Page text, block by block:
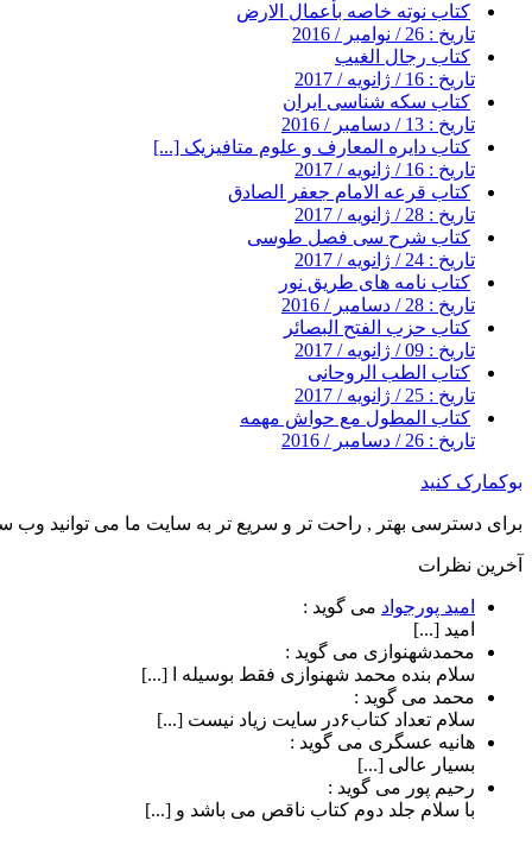
کتاب نوته خاصه بأعمال الارض
تاریخ : 26 / نوامبر / 2016
کتاب رجال الغیب
تاریخ : 16 / ژانویه / 2017
کتاب سکه شناسی ایران
تاریخ : 13 / دسامبر / 2016
کتاب دایره المعارف و علوم متافیزیک [...]
تاریخ : 16 / ژانویه / 2017
کتاب قرعه الامام جعفر الصادق
تاریخ : 28 / ژانویه / 2017
کتاب شرح سی فصل طوسی
تاریخ : 24 / ژانویه / 2017
کتاب نامه های طریق نور
تاریخ : 28 / دسامبر / 2016
کتاب حزب الفتح البصائر
تاریخ : 09 / ژانویه / 2017
کتاب الطب الروحانی
تاریخ : 25 / ژانویه / 2017
کتاب المطول مع حواش مهمه
تاریخ : 26 / دسامبر / 2016
بوکمارک کنید
برای دسترسی بهتر , راحت تر و سریع تر به سایت ما می توانید وب
آخرین نظرات
امید پورجواد می گوید :
امید [...]
محمدشهنوازی می گوید :
سلام بنده محمد شهنوازی فقط بوسیله ا [...]
محمد می گوید :
سلام تعداد کتاب۶در سایت زیاد نیست [...]
هانیه عسگری می گوید :
بسیار عالی [...]
رحیم پور می گوید :
با سلام جلد دوم کتاب ناقص می باشد و [...]